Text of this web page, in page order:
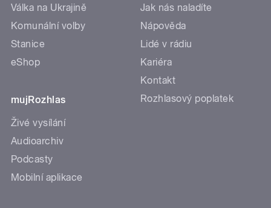
Válka na Ukrajině
Komunální volby
Stanice
eShop
mujRozhlas
Živé vysílání
Audioarchiv
Podcasty
Mobilní aplikace
Jak nás naladíte
Nápověda
Lidé v rádiu
Kariéra
Kontakt
Rozhlasový poplatek